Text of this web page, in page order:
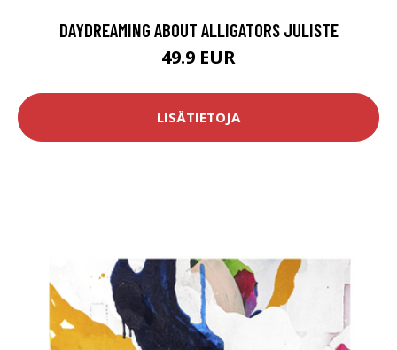
DAYDREAMING ABOUT ALLIGATORS JULISTE
49.9 EUR
LISÄTIETOJA